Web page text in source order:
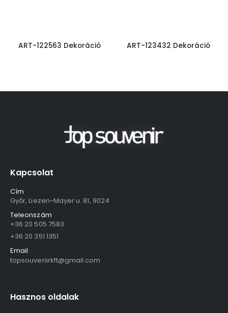
ART-122563 Dekoráció ART-123432 Dekoráció
Kapcsolat
Cím
Győr, Liezen-Mayer u. 81, 9024
Teleonszám
+36 20 505 7583
+36 20 351 1351
Email
topsouvenirkft@gmail.com
Hasznos oldalak